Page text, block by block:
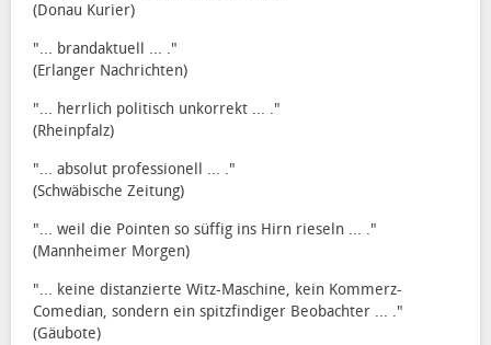
(Donau Kurier)
"... brandaktuell ... ."
(Erlanger Nachrichten)
"... herrlich politisch unkorrekt ... ."
(Rheinpfalz)
"... absolut professionell ... ."
(Schwäbische Zeitung)
"... weil die Pointen so süffig ins Hirn rieseln ... ."
(Mannheimer Morgen)
"... keine distanzierte Witz-Maschine, kein Kommerz-
Comedian, sondern ein spitzfindiger Beobachter ... ."
(Gäubote)